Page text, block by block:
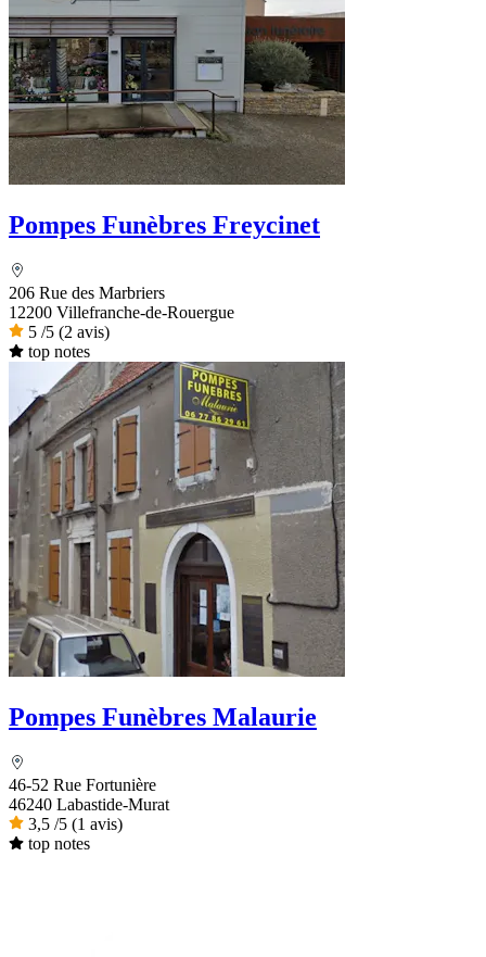
Pompes Funèbres Freycinet
206 Rue des Marbriers
12200 Villefranche-de-Rouergue
5 /5 (2 avis)
top notes
Pompes Funèbres Malaurie
46-52 Rue Fortunière
46240 Labastide-Murat
3,5 /5 (1 avis)
top notes